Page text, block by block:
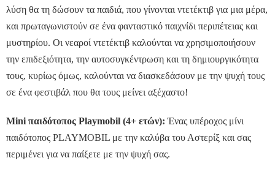
λύση θα τη δώσουν τα παιδιά, που γίνονται ντετέκτιβ για μια μέρα,
και πρωταγωνιστούν σε ένα φανταστικό παιχνίδι περιπέτειας και
μυστηρίου. Οι νεαροί ντετέκτιβ καλούνται να χρησιμοποιήσουν
την επιδεξιότητα, την αυτοσυγκέντρωση και τη δημιουργικότητα
τους, κυρίως όμως, καλούνται να διασκεδάσουν με την ψυχή τους
σε ένα φεστιβάλ που θα τους μείνει αξέχαστο!
Mini παιδότοπος Playmobil (4+ ετών):Ένας υπέροχος μίνι
παιδότοπος PLAYMOBIL με την καλύβα του Αστερίξ και σας
περιμένει για να παίξετε με την ψυχή σας.